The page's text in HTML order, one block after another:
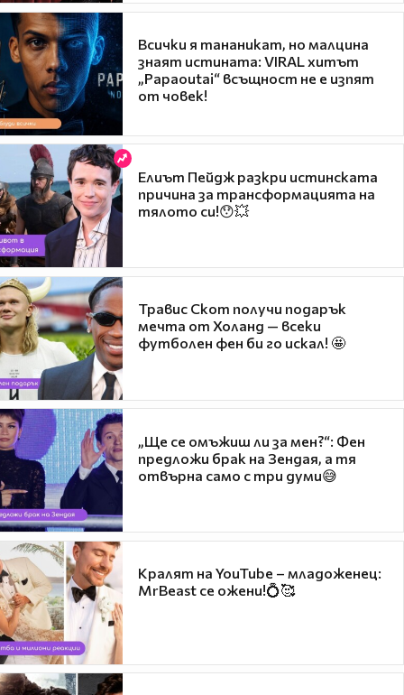
Всички я тананикат, но малцина
знаят истината: VIRAL хитът
„Papaoutai“ всъщност не е изпят
от човек!
Елиът Пейдж разкри истинската
причина за трансформацията на
тялото си!😯💥
Травис Скот получи подарък
мечта от Холанд — всеки
футболен фен би го искал! 🤩
„Ще се омъжиш ли за мен?“: Фен
предложи брак на Зендая, а тя
отвърна само с три думи😅
Кралят на YouTube – младоженец:
MrBeast се ожени!💍🥰